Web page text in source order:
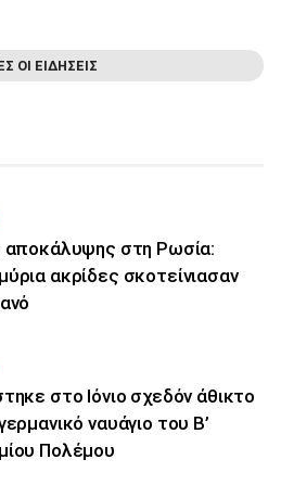
ΟΙ ΕΙΔΗΣΕΙΣ
αποκάλυψης στη Ρωσία:
ακρίδες σκοτείνιασαν
στο Ιόνιο σχεδόν άθικτο
ναυάγιο του Β’
Πολέμου